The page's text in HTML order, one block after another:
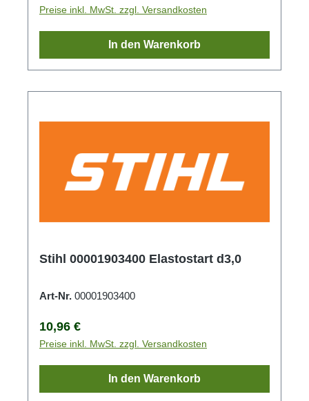
Preise inkl. MwSt. zzgl. Versandkosten
In den Warenkorb
Stihl 00001903400 Elastostart d3,0
Art-Nr. 00001903400
Regulärer Preis:
10,96 €
Preise inkl. MwSt. zzgl. Versandkosten
In den Warenkorb